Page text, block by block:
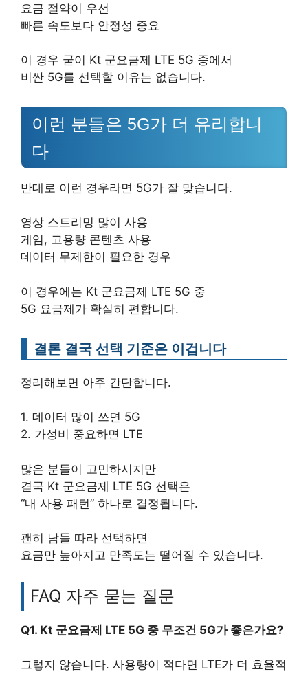
요금 절약이 우선
빠른 속도보다 안정성 중요
이 경우 굳이 Kt 군요금제 LTE 5G 중에서
비싼 5G를 선택할 이유는 없습니다.
이런 분들은 5G가 더 유리합니
다
반대로 이런 경우라면 5G가 잘 맞습니다.
영상 스트리밍 많이 사용
게임, 고용량 콘텐츠 사용
데이터 무제한이 필요한 경우
이 경우에는 Kt 군요금제 LTE 5G 중
5G 요금제가 확실히 편합니다.
결론 결국 선택 기준은 이겁니다
정리해보면 아주 간단합니다.
1. 데이터 많이 쓰면 5G
2. 가성비 중요하면 LTE
많은 분들이 고민하시지만
결국 Kt 군요금제 LTE 5G 선택은
“내 사용 패턴” 하나로 결정됩니다.
괜히 남들 따라 선택하면
요금만 높아지고 만족도는 떨어질 수 있습니다.
FAQ 자주 묻는 질문
Q1. Kt 군요금제 LTE 5G 중 무조건 5G가 좋은가요?
그렇지 않습니다. 사용량이 적다면 LTE가 더 효율적